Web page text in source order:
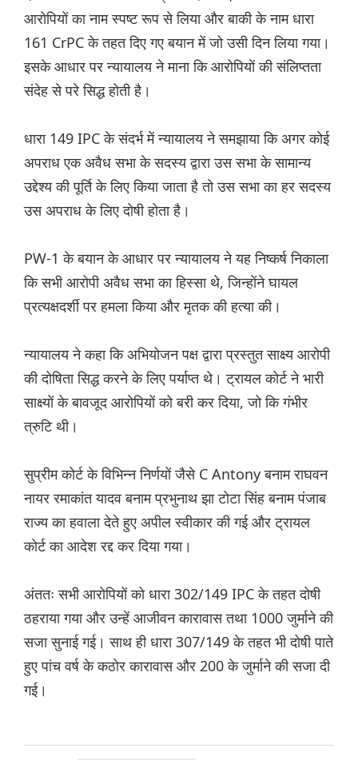
आरोपियों का नाम स्पष्ट रूप से लिया और बाकी के नाम धारा
161 CrPC के तहत दिए गए बयान में जो उसी दिन लिया गया।
इसके आधार पर न्यायालय ने माना कि आरोपियों की संलिप्तता
संदेह से परे सिद्ध होती है।
धारा 149 IPC के संदर्भ में न्यायालय ने समझाया कि अगर कोई
अपराध एक अवैध सभा के सदस्य द्वारा उस सभा के सामान्य
उद्देश्य की पूर्ति के लिए किया जाता है तो उस सभा का हर सदस्य
उस अपराध के लिए दोषी होता है।
PW-1 के बयान के आधार पर न्यायालय ने यह निष्कर्ष निकाला
कि सभी आरोपी अवैध सभा का हिस्सा थे, जिन्होंने घायल
प्रत्यक्षदर्शी पर हमला किया और मृतक की हत्या की।
न्यायालय ने कहा कि अभियोजन पक्ष द्वारा प्रस्तुत साक्ष्य आरोपी
की दोषिता सिद्ध करने के लिए पर्याप्त थे। ट्रायल कोर्ट ने भारी
साक्ष्यों के बावजूद आरोपियों को बरी कर दिया, जो कि गंभीर
त्रुटि थी।
सुप्रीम कोर्ट के विभिन्न निर्णयों जैसे C Antony बनाम राघवन
नायर रमाकांत यादव बनाम प्रभुनाथ झा टोटा सिंह बनाम पंजाब
राज्य का हवाला देते हुए अपील स्वीकार की गई और ट्रायल
कोर्ट का आदेश रद्द कर दिया गया।
अंततः सभी आरोपियों को धारा 302/149 IPC के तहत दोषी
ठहराया गया और उन्हें आजीवन कारावास तथा 1000 जुर्माने की
सजा सुनाई गई। साथ ही धारा 307/149 के तहत भी दोषी पाते
हुए पांच वर्ष के कठोर कारावास और 200 के जुर्माने की सजा दी
गई।